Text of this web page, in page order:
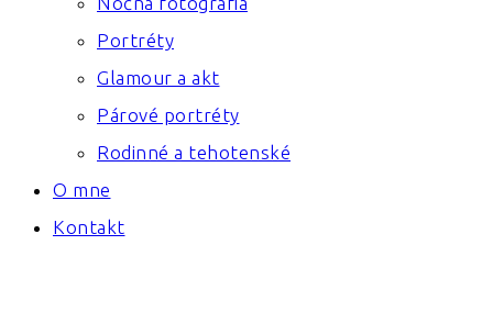
Portréty
Glamour a akt
Párové portréty
Rodinné a tehotenské
O mne
Kontakt